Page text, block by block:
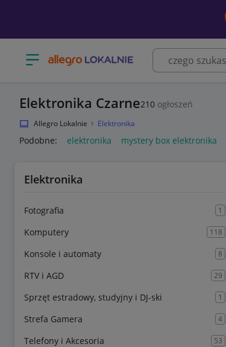
Otwórz menu z kategoriami
Elektronika Czarne210 ogłoszeń
Allegro Lokalnie Elektronika
Podobne: elektronika mystery box elektronika
Elektronika
Fotografia 1
Komputery 118
Konsole i automaty 8
RTV i AGD 29
Sprzęt estradowy, studyjny i DJ-ski 1
Strefa Gamera 4
Telefony i Akcesoria 53